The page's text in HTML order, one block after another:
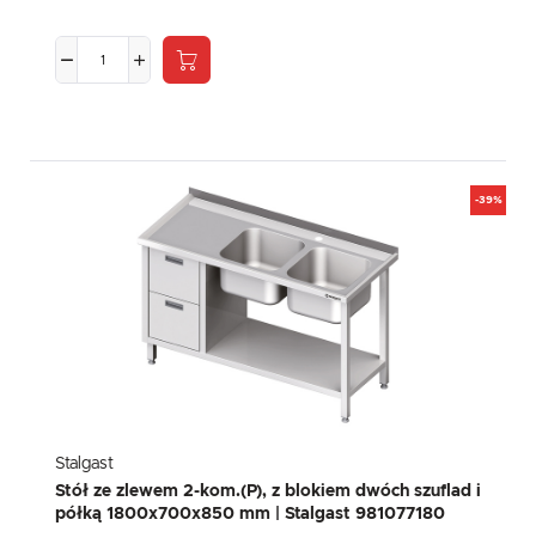
-39%
Stalgast
Stół ze zlewem 2-kom.(P), z blokiem dwóch szuflad i
półką 1800x700x850 mm | Stalgast 981077180